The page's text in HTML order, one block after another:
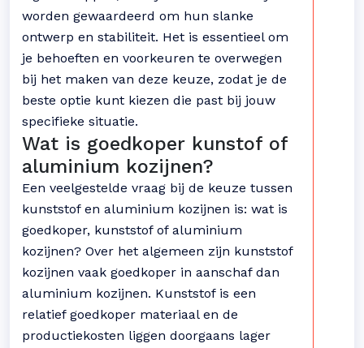
worden gewaardeerd om hun slanke
ontwerp en stabiliteit. Het is essentieel om
je behoeften en voorkeuren te overwegen
bij het maken van deze keuze, zodat je de
beste optie kunt kiezen die past bij jouw
specifieke situatie.
Wat is goedkoper kunstof of
aluminium kozijnen?
Een veelgestelde vraag bij de keuze tussen
kunststof en aluminium kozijnen is: wat is
goedkoper, kunststof of aluminium
kozijnen? Over het algemeen zijn kunststof
kozijnen vaak goedkoper in aanschaf dan
aluminium kozijnen. Kunststof is een
relatief goedkoper materiaal en de
productiekosten liggen doorgaans lager